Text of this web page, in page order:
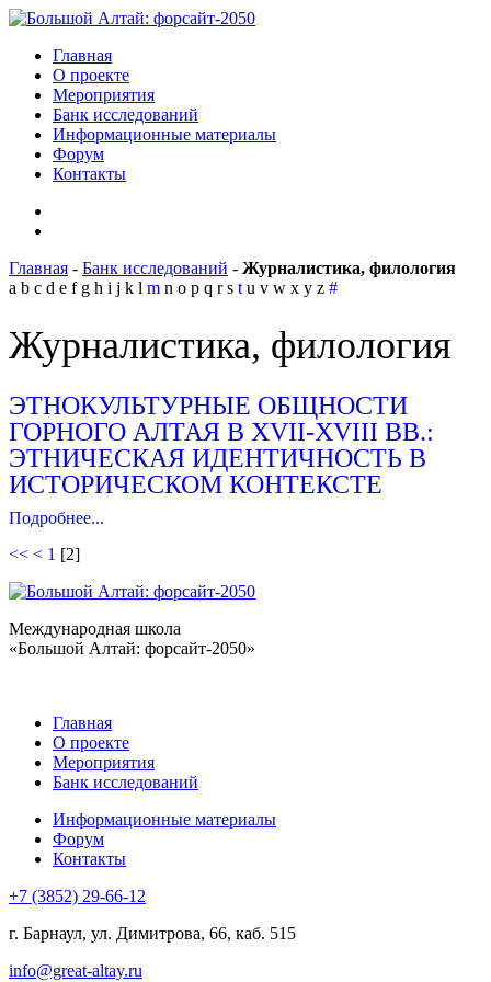
Главная
О проекте
Мероприятия
Банк исследований
Информационные материалы
Форум
Контакты
Главная - Банк исследований - Журналистика, филология
a b c d e f g h i j k l m n o p q r s t u v w x y z #
Журналистика, филология
ЭТНОКУЛЬТУРНЫЕ ОБЩНОСТИ
ГОРНОГО АЛТАЯ В XVII-XVIII ВВ.:
ЭТНИЧЕСКАЯ ИДЕНТИЧНОСТЬ В
ИСТОРИЧЕСКОМ КОНТЕКСТЕ
Подробнее...
<< < 1 [2]
Международная школа
«Большой Алтай: форсайт-2050»
Главная
О проекте
Мероприятия
Банк исследований
Информационные материалы
Форум
Контакты
+7 (3852) 29-66-12
г. Барнаул, ул. Димитрова, 66, каб. 515
info@great-altay.ru